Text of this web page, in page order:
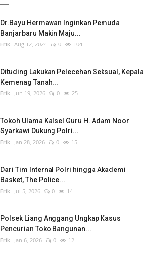
Dr.Bayu Hermawan Inginkan Pemuda
Banjarbaru Makin Maju...
Erik Aug 12, 2024 0 104
Dituding Lakukan Pelecehan Seksual, Kepala
Kemenag Tanah...
Erik Jun 19, 2026 0 25
Tokoh Ulama Kalsel Guru H. Adam Noor
Syarkawi Dukung Polri...
Erik Jan 28, 2026 0 15
Dari Tim Internal Polri hingga Akademi
Basket, The Police...
Erik Jul 5, 2026 0 14
Polsek Liang Anggang Ungkap Kasus
Pencurian Toko Bangunan...
Erik Jan 6, 2026 0 12